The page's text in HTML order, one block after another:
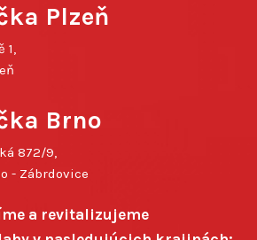
Plzeň
Brno
872/9,
- Zábrdovice
a revitalizujeme